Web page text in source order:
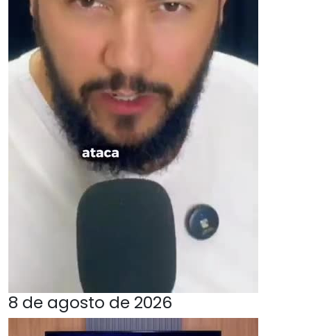
8 de agosto de 2026